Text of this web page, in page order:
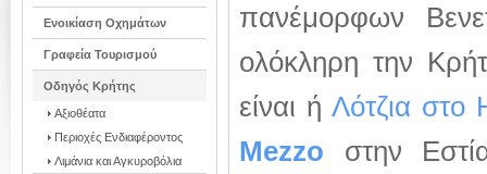
Ενοικίαση Οχημάτων
Γραφεία Τουρισμού
Οδηγός Κρήτης
Αξιοθέατα
Περιοχές Ενδιαφέροντος
Λιμάνια και Αγκυροβόλια
πανέμορφων
ολόκληρη την
είναι ή Λότζια στο
Mezzo στην